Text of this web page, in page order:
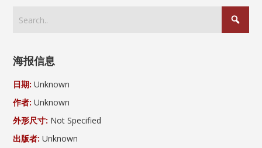
海报信息
日期: Unknown
作者: Unknown
外形尺寸: Not Specified
出版者: Unknown